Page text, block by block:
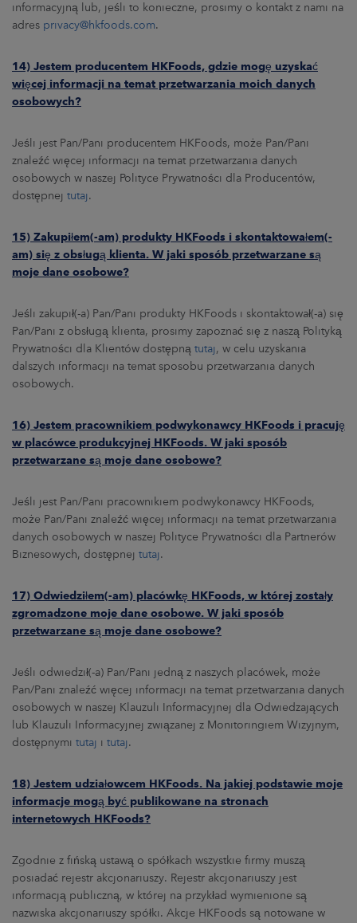
informacyjną lub, jeśli to konieczne, prosimy o kontakt z nami na
adres privacy@hkfoods.com.
14) Jestem producentem HKFoods, gdzie mogę uzyskać
więcej informacji na temat przetwarzania moich danych
osobowych?
Jeśli jest Pan/Pani producentem HKFoods, może Pan/Pani
znaleźć więcej informacji na temat przetwarzania danych
osobowych w naszej Polityce Prywatności dla Producentów,
dostępnej tutaj.
15) Zakupiłem(-am) produkty HKFoods i skontaktowałem(-
am) się z obsługą klienta. W jaki sposób przetwarzane są
moje dane osobowe?
Jeśli zakupił(-a) Pan/Pani produkty HKFoods i skontaktował(-a) się
Pan/Pani z obsługą klienta, prosimy zapoznać się z naszą Polityką
Prywatności dla Klientów dostępną tutaj, w celu uzyskania
dalszych informacji na temat sposobu przetwarzania danych
osobowych.
16) Jestem pracownikiem podwykonawcy HKFoods i pracuję
w placówce produkcyjnej HKFoods. W jaki sposób
przetwarzane są moje dane osobowe?
Jeśli jest Pan/Pani pracownikiem podwykonawcy HKFoods,
może Pan/Pani znaleźć więcej informacji na temat przetwarzania
danych osobowych w naszej Polityce Prywatności dla Partnerów
Biznesowych, dostępnej tutaj.
17) Odwiedziłem(-am) placówkę HKFoods, w której zostały
zgromadzone moje dane osobowe. W jaki sposób
przetwarzane są moje dane osobowe?
Jeśli odwiedził(-a) Pan/Pani jedną z naszych placówek, może
Pan/Pani znaleźć więcej informacji na temat przetwarzania danych
osobowych w naszej Klauzuli Informacyjnej dla Odwiedzających
lub Klauzuli Informacyjnej związanej z Monitoringiem Wizyjnym,
dostępnymi tutaj i tutaj.
18) Jestem udziałowcem HKFoods. Na jakiej podstawie moje
informacje mogą być publikowane na stronach
internetowych HKFoods?
Zgodnie z fińską ustawą o spółkach wszystkie firmy muszą
posiadać rejestr akcjonariuszy. Rejestr akcjonariuszy jest
informacją publiczną, w której na przykład wymienione są
nazwiska akcjonariuszy spółki. Akcje HKFoods są notowane w